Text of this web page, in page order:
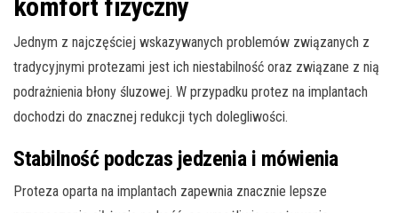
komfort fizyczny
Jednym z najczęściej wskazywanych problemów związanych z
tradycyjnymi protezami jest ich niestabilność oraz związane z nią
podrażnienia błony śluzowej. W przypadku protez na implantach
dochodzi do znacznej redukcji tych dolegliwości.
Stabilność podczas jedzenia i mówienia
Proteza oparta na implantach zapewnia znacznie lepsze